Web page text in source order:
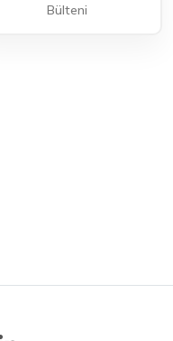
Bülteni